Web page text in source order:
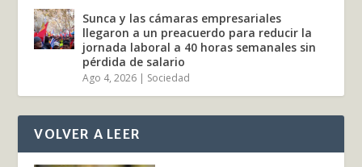
Sunca y las cámaras empresariales
llegaron a un preacuerdo para reducir la
jornada laboral a 40 horas semanales sin
pérdida de salario
Ago 4, 2026 | Sociedad
VOLVER A LEER